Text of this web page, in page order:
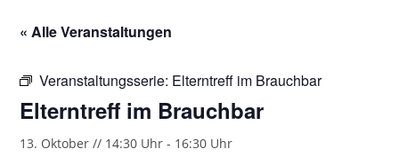
« Alle Veranstaltungen
Veranstaltungsserie: Elterntreff im Brauchbar
Elterntreff im Brauchbar
13. Oktober // 14:30 Uhr - 16:30 Uhr